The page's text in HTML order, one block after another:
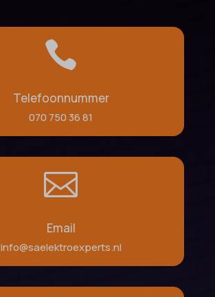

Telefoonnummer
070 750 36 81

Email
info@saelektroexperts.nl